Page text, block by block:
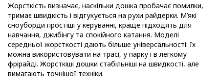
Жорсткість визначає, наскільки дошка пробачає помилки,
тримає швидкість і відгукується на рухи райдерки. М’які
сноуборди простіші у керуванні, краще підходять для
навчання, джибінгу та спокійного катання. Моделі
середньої жорсткості дають більше універсальності: їх
можна використовувати на трасі, у парку і в легкому
фрірайді. Жорсткіші дошки стабільніші на швидкості, але
вимагають точнішої техніки.